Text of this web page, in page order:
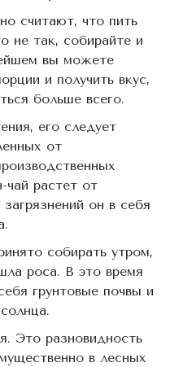
считают, что пить
не так, собирайте и
вы можете
и получить вкус,
больше всего.
его следует
от
растет от
он в себя
собирать утром,
роса. В это время
грунтовые почвы и
Это разновидность
в лесных